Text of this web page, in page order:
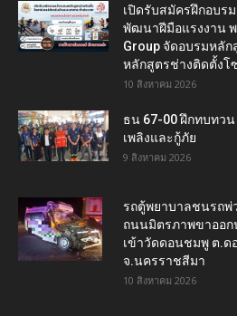
เปิดรับสมัครฝึกอบร
พัฒนาฝีมือแรงงาน
Group จัดอบรมหลั
หลักสูตรช่างติดตั้งโ
10 สิงหาคม 2026
ธน 67-00 ฝึกทบทว
เพลิงและกู้ภัย
9 สิงหาคม 2026
รถตู้พยาบาลชนรถพ่
ถนนมิตรภาพขาออก
เข้าวัดดอนชมพู ต.ด
จ.นครราชสีมา
10 สิงหาคม 2026